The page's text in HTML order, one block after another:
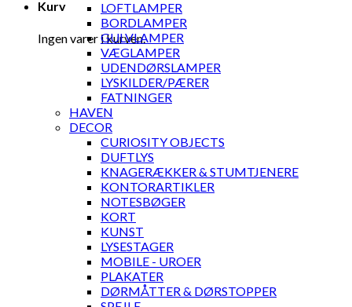
Kurv
Ingen varer i kurven.
LOFTLAMPER
BORDLAMPER
GULVLAMPER
VÆGLAMPER
UDENDØRSLAMPER
LYSKILDER/PÆRER
FATNINGER
HAVEN
DECOR
CURIOSITY OBJECTS
DUFTLYS
KNAGERÆKKER & STUMTJENERE
KONTORARTIKLER
NOTESBØGER
KORT
KUNST
LYSESTAGER
MOBILE - UROER
PLAKATER
DØRMÅTTER & DØRSTOPPER